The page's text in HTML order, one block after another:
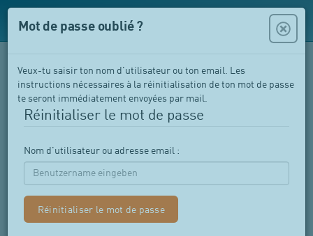
Mot de passe oublié ?
Veux-tu saisir ton nom d'utilisateur ou ton email. Les
instructions nécessaires à la réinitialisation de ton mot de passe
te seront immédiatement envoyées par mail.
Réinitialiser le mot de passe
Nom d'utilisateur ou adresse email :
Avantages